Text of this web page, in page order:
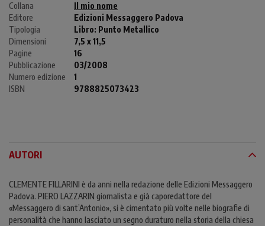
Collana
Il mio nome
Editore
Edizioni Messaggero Padova
Tipologia
Libro: Punto Metallico
Dimensioni
7,5 x 11,5
Pagine
16
Pubblicazione
03/2008
Numero edizione
1
ISBN
9788825073423
AUTORI
CLEMENTE FILLARINI è da anni nella redazione delle Edizioni Messaggero
Padova. PIERO LAZZARIN giornalista e già caporedattore del
«Messaggero di sant’Antonio», si è cimentato più volte nelle biografie di
personalità che hanno lasciato un segno duraturo nella storia della chiesa